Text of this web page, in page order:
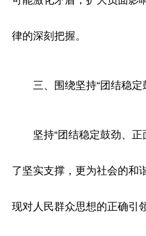
律的深刻把握。
三、围绕坚持“团结稳
坚持“团结稳定鼓劲、正
了坚实支撑，更为社会的和
现对人民群众思想的正确引